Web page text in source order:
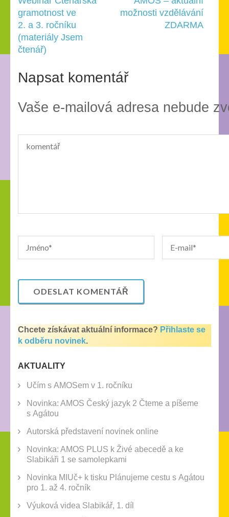
pro
příspěvek
gramotnost ve
2. a 3. ročníku
(materiály Jsem
čtenář)
možnosti vzdělávání
ZDARMA
Napsat komentář
Vaše e-mailová adresa nebude
Chcete získávat aktuální informace? Přihlaste se
k odběru novinek.
AKTUALITY
Učím s AMOSem v 1. ročníku
Novinka: AMOS Český jazyk 2 Čteme a píšeme
s Agátou
Autorská představení novinek online
Novinka: AMOS PLUS k Živé abecedě a ke
Slabikáři 1 se samolepkami
Novinka MIUč+ k tisku Plánujeme cestu s Agátou
pro 1. až 4. ročník
Výuková videa Slabikář, 1. díl